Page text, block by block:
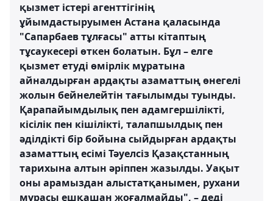
қызмет істері агенттігінің
ұйымдастыруымен Астана қаласында
"Сапарбаев тұлғасы" атты кітаптың
тұсаукесері өткен болатын. Бұл – елге
қызмет етуді өмірлік мұратына
айналдырған ардақты азаматтың өнегелі
жолын бейнелейтін тағылымды туынды.
Қарапайымдылық пен адамгершілікті,
кісілік пен кішілікті, талапшылдық пен
әділдікті бір бойына сыйдырған ардақты
азаматтың есімі Тәуелсіз Қазақстанның
тарихына алтын әріппен жазылды. Уақыт
оны арамыздан алыстатқанымен, рухани
мұрасы ешқашан жоғалмайды", – деді